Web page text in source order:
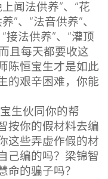
闻法供养”、“花
”、“法音供养”、
接法供养”、“灌顶
且每天都要收这
陈恒宝生才是如此
的艰辛困难，你能
生伙同你的帮
按你的假材料去编
这些弄虚作假的材
己编的吗？梁锦智
命的骗子吗？